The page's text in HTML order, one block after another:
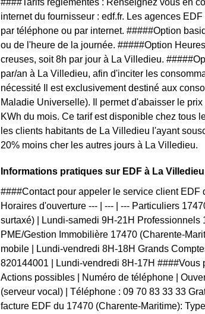
####Tarifs réglementés : Renseignez vous en
internet du fournisseur : edf.fr. Les agences
par téléphone ou par internet. #####Option
ou de l'heure de la journée. #####Option
creuses, soit 8h par jour à La Villedieu.
par/an à La Villedieu, afin d'inciter les
nécessité Il est exclusivement destiné aux
Maladie Universelle). Il permet d'abaisser le
KWh du mois. Ce tarif est disponible chez tous
les clients habitants de La Villedieu l'ayant
20% moins cher les autres jours à La Villedieu.
Informations pratiques sur EDF à La Villedieu
####Contact pour appeler le service client EDF
Horaires d'ouverture --- | --- | --- Particuliers
surtaxé) | Lundi-samedi 9H-21H
PME/Gestion Immobilière 17470 (Charente-
mobile | Lundi-vendredi 8H-18H Grands
820144001 | Lundi-vendredi 8H-17H ####Vous
Actions possibles | Numéro de téléphone |
(serveur vocal) | Téléphone : 09 70 83 33 33
facture EDF du 17470 (Charente-Maritime):